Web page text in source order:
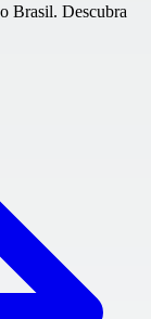
Brasil. Descubra